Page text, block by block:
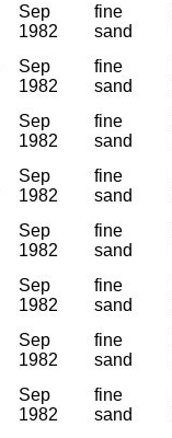
Sep
1982
fine
sand
Sep
1982
fine
sand
Sep
1982
fine
sand
Sep
1982
fine
sand
Sep
1982
fine
sand
Sep
1982
fine
sand
Sep
1982
fine
sand
Sep
1982
fine
sand